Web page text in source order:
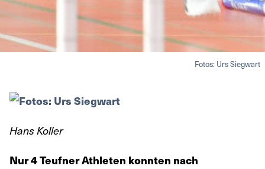
Fotos: Urs Siegwart
Hans Koller
Nur 4 Teufner Athleten konnten nach